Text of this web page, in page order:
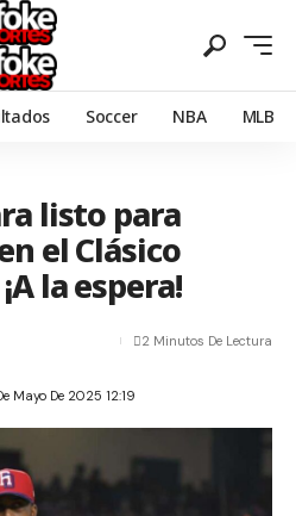
Soccer NBA MLB
listo para
el Clásico
la espera!
Mayo De 2025 12:19
2 Minutos De Lectura